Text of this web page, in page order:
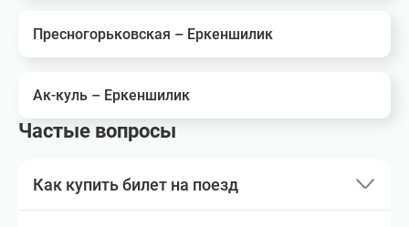
Пресногорьковская – Еркеншилик
Ак-куль – Еркеншилик
Частые вопросы
Как купить билет на поезд